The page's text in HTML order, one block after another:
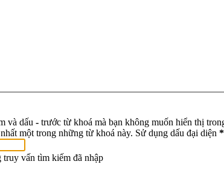
và dấu - trước từ khoá mà bạn không muốn hiển thị
một trong những từ khoá này. Sử dụng dấu đại diện *
truy vấn tìm kiếm đã nhập